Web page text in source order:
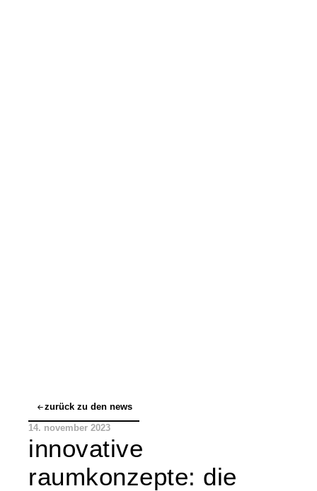
zurück zu den news
14. november 2023
innovative
raumkonzepte: die